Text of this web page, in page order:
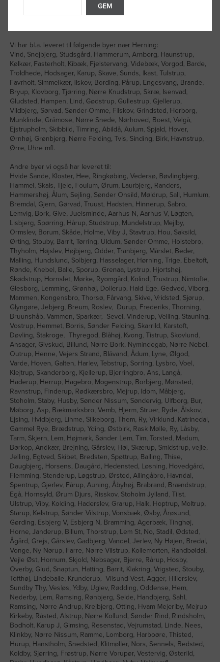
kåret til Årets Transportvirksomhed og har desuden modtaget
Den Grønne Transportpris 2021 - og med mere end 35 år i
Vi har bl.a. leveret til følgende byer nær Herning:
Vind, Snejbjerg, Studsgård, Hammerum, Arnborg, Haunstrup,
Kølkær, Fasterholt, Kibæk, Fjelstervang, Videbæk, Vorgod, Barde,
Troldhede, Hodsager, Karup, Skave, Sunds, Ikast, Tulstrup,
Favrholt, Simmelkær, Ilskov, Bording, Pårup, Engesvang, Brande,
Bryup, Klovborg, Tjørring, Nørre Knudstrup, Skræ, Isenvad,
Gludsted, Hampen, Lind, Gødstrup, Gullestrup, Gjellerup,
Vildbjerg, Sørvad, Sønder-Omme, Filskov, Grindsted, Herborg,
Munklinde, Gråmose, Nørre Snede, Nørhoved, Boest, Velgå,
Ejstrupholm, Skibbild, Timring, Abildå, Aulum, Spjald, Hover,
Ørnhøj, Grønbjerg, Nørre Felding, Tvis, Sinding, Birk, Havnstrup,
Ørre, Uhre mfl.
Andre byer vi også har leveret til:
Hvide Sande, Kloster, Hee, Ringkøbing, Vedersø, Bøvlingbjerg,
Hammel, Skals, Tjele, Foulum, Ørum, Laurbjerg, Randers,
Hammershøj, Ålum, Sejling, Sønder Onsild, Møldrup, Sall, Humlum,
Bremdal, Gjern, Gørvad, Truust, Hadsten, Hinnerup, Sabro,
Lemvig, Bork, Give, Juelsminde, Aarhus N, Aarhus V, Løgten,
Lisbjerg, Spørring, Hårup, Studstrup, Mundelstrup, Mejlby,
Ormslev, Borum, Skåde, Holme, Viby J, Stavtrup, Hou, Saksild,
Ørting, Stouby, Barrit, Tørring, Uldum, Sønder Omme, Holstebro,
Thyholm, Højslev, Højbjerg, Odder, Tranbjerg, Mårslet, Beder,
Malling, Hundslund, Solbjerg, Hasselager, Hørning, Trige, Ebeltoft,
Rønde, Knebel, Balle, Sporup, Grenaa, Lystrup, Hjortshøj,
Skødstrup, Hornslet, Mørke, Ryomgård, Kolind, Trustrup, Nimtofte,
Glesborg, Lemming, Grønhøj, Dollerup, Hald Ege, Gedved, Viborg,
Mammen, Kongensbro, Thorsø, Fårvang, Skive, Vridsted, Sjørup,
Glyngøre, Jebjerg, Breum, Roslev, Durup, Frederiks, Thorning,
Bruunshåb, Vammen, Sparkær, Sevel, Vinderup, Velling, Stauning,
Vostrup, Hemmet, Borris, Sønder Felding, Skarrild, Karstoft,
Døvling, Stakroge, Thyregod, Blåhøj, Kvong, Tistrup, Skovlund,
Ansager, Givskud, Billund, Nørre Bork, Nymindegab, Nørre Nebel,
Outrup, Henne, Vejers Strand, Blåvand, Ådum, Lyne, Ølgod,
Varde, Hoven, Galten, Harlev, Tebstrup, Sorring, Lysbro, Voel,
Klejtrup, Skanderborg, Kjellerup, Bjerringbro, Ans, Langå,
Haderup, Herrup, Hagebro, Mogenstrup, Borbjerg, Mønsted,
Ravnstrup, Finderup, Rødkærsbro, Mejrup, Idom, Måbjerg,
Stoholm, Staby, Husby, Sønder Nissum, Søndervig, Ulfborg, Bur,
Møborg, Asp, Bækmarksbro, Vemb, Hjerm, Struer, Ryde, Ålskov,
Ejsing, Hvidbjerg, Lihme, Silkeborg, Them, Ry, Virklund, Katrinedal,
Gammel Rye, Brædstrup, Yding, Østbirk, Rask Mølle, Ry, Låsby,
Tarm, Skjern, Lem, Højmark, Sønder Lem, Tim, Torsted, Madum,
Børkop, Andkær, Brejning, Gårslev, Høl, Skærup, Smidstrup, vejle,
Jelling, Egtved, Skibet, Bredsten, Spøttrup, Balling, Thise,
Daugbjerg, Horsens, Daugård, Hedensted, Løsning, Hovedgård,
Flemming, Stenderup, Løgstrup, Ørsted, Allingåbro, Havndal,
Spentrup, Gjerlev, Fårup, Auning, Åbyhøj, Brabrand, Brændstrup,
Egå, Hornsyld, Ørum Djurs, Risskov, Stoholm Jylland, Tilst,
Ulstrup, Viby, Kolding, Haderslev, Grarup, Halk, Hoptrup, Moltrup,
Starup, Kelstrup, Sønder Vilstrup, Vonsbæk, Øsby, Årøsund,
Gørding, Esbjerg V, Esbjerg N, Bramming, Agerbæk, Tinghøj,
Horne, Janderup, Billum, Thorstrup, Lem St, No, Stadil, Ødsted,
Ågård, Grejs, Gårslev, Gadbjerg, Vandel, Jerlev, Ny Højen, Bredal,
Vonge, Ny Nørup, Farre, Nørre Vilstrup, Kollemorten, Randbøldal,
Vejle Øst, Hornum, Skjold, Nebsager, Bjerre, Rårup, Hosby,
Overby, Glud, Snaptun, Hatting, Barrit, Klakring, Vrigsted, Stouby,
Tofthøj, Lindeballe, Krunderup, Vilsund Vest, Agger, Hillerslev,
Sundby Thy, Vesløs, Ydby, Uglev, Rødding, Oddense, Hem,
Nederby, Lem, Ramsing, Rønbjerg, Selde, Handbjerg, Sahl,
Ramsing, Nørre Andrup, Krejbjerg, Otting, Hvam Mejeriby, Mejrup
Kirkeby, Råsted, Alstrup, Nørre Kollund, Sønder Rind, Rindsholm,
Bodholt, Karup J, Gimsing, Resenstad, Vejrumstad, Linde, Nees,
Klinkby, Nørre Nissum, Ramme, Lomborg, Harboøre, Thisted,
Hurup, Hanstholm, Snedsted, Klitmøller, Nors, Sennels, Bedsted,
Koldby, Sjørring, Frøstrup, Nørre Vorupør, Vestervig, Østerild,
GEM